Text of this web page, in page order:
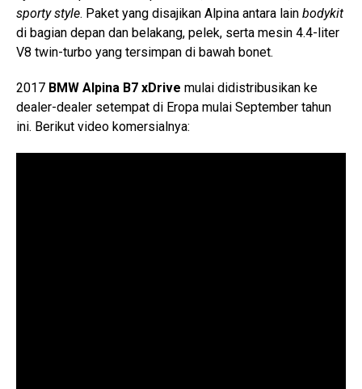
sporty style. Paket yang disajikan Alpina antara lain bodykit
di bagian depan dan belakang, pelek, serta mesin 4.4-liter
V8 twin-turbo yang tersimpan di bawah bonet.
2017 BMW Alpina B7 xDrive mulai didistribusikan ke
dealer-dealer setempat di Eropa mulai September tahun
ini. Berikut video komersialnya: